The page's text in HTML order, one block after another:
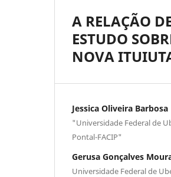
A RELAÇÃO
ESTUDO
NOVA
Jessica Oliveira Barbosa
"Universidade Federal de
Pontal-FACIP"
Gerusa Gonçalves
Universidade Federal de